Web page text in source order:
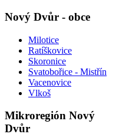
Nový Dvůr - obce
Milotice
Ratíškovice
Skoronice
Svatobořice - Mistřín
Vacenovice
Vlkoš
Mikroregión Nový
Dvůr